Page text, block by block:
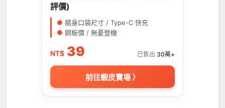
評價)
● 隨身口袋尺寸 / Type-C 快充
● 銅板價 / 無憂登機
NT$ 39 已售出 30萬+
前往蝦皮賣場 〉